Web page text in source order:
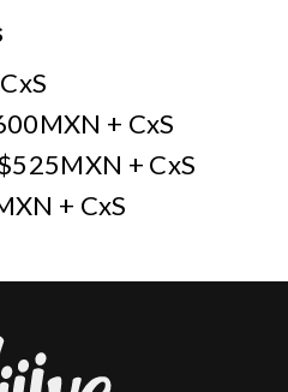
+ CxS
+ CxS
+ CxS